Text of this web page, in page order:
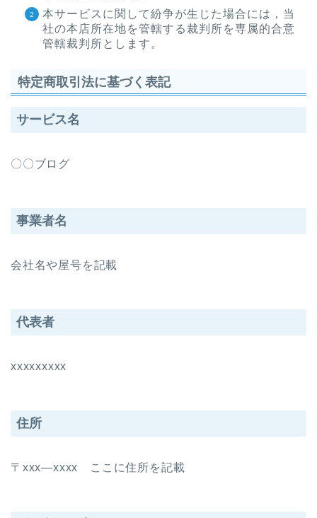
本サービスに関して紛争が生じた場合には，当
社の本店所在地を管轄する裁判所を専属的合意
管轄裁判所とします。
特定商取引法に基づく表記
サービス名
〇〇ブログ
事業者名
会社名や屋号を記載
代表者
xxxxxxxxx
住所
〒xxx―xxxx ここに住所を記載